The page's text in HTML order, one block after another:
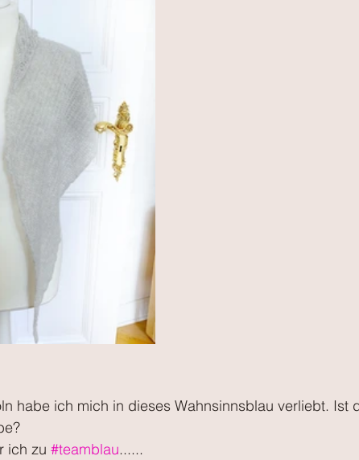
habe ich mich in dieses Wahnsinnsblau verliebt. Ist
ich zu #teamblau......